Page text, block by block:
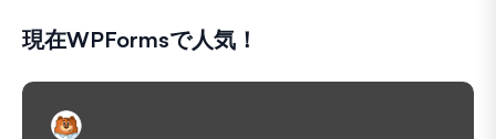
現在WPFormsで人気！